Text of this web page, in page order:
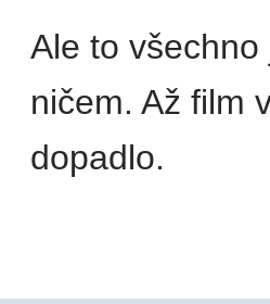
Ale to
ničem. Až film
dopadlo.